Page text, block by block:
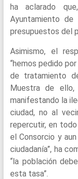
ha aclarado
Ayuntamiento
presupuestos del
Asimismo, el
“hemos pedido
de tratamiento
Muestra de ello,
manifestando la
ciudad, no al
repercutir, en
el Consorcio y
ciudadanía”, ha
“la población
esta tasa”.